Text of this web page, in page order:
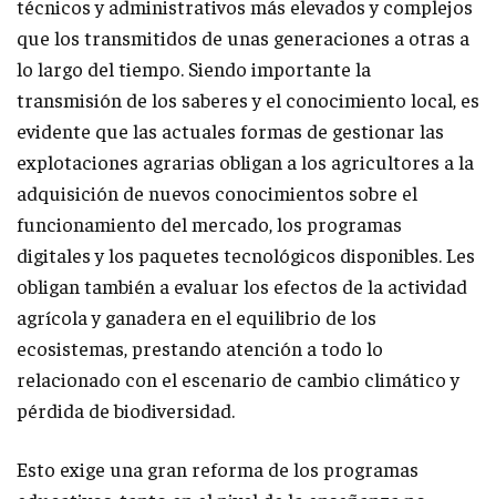
técnicos y administrativos más elevados y complejos
que los transmitidos de unas generaciones a otras a
lo largo del tiempo. Siendo importante la
transmisión de los saberes y el conocimiento local, es
evidente que las actuales formas de gestionar las
explotaciones agrarias obligan a los agricultores a la
adquisición de nuevos conocimientos sobre el
funcionamiento del mercado, los programas
digitales y los paquetes tecnológicos disponibles. Les
obligan también a evaluar los efectos de la actividad
agrícola y ganadera en el equilibrio de los
ecosistemas, prestando atención a todo lo
relacionado con el escenario de cambio climático y
pérdida de biodiversidad.
Esto exige una gran reforma de los programas